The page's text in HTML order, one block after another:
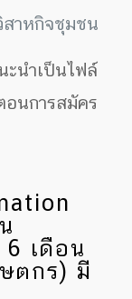
สาหกิจชุมชน
ะนำเป็นไฟล์
นการสมัคร
เดือน
ตกร) มี